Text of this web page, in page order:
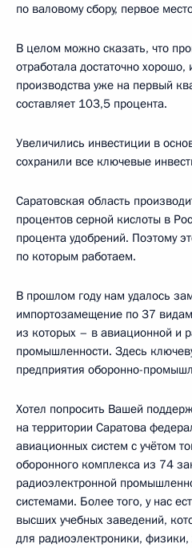
по валовому сбору, первое
В целом можно сказать, что
отработала достаточно
производства уже на первый
составляет 103,5 процента.
Увеличились инвестиции в
сохранили все ключевые
Саратовская область
процентов серной кислоты в
процента удобрений. Поэтому
по которым работаем.
В прошлом году нам удалось
импортозамещение по 37
из которых – в авиационной и
промышленности. Здесь
предприятия оборонно-
Хотел попросить Вашей
на территории Саратова
авиационных систем с учётом
оборонного комплекса из 74
радиоэлектронной
системами. Более того, у нас
высших учебных заведений,
для радиоэлектроники,